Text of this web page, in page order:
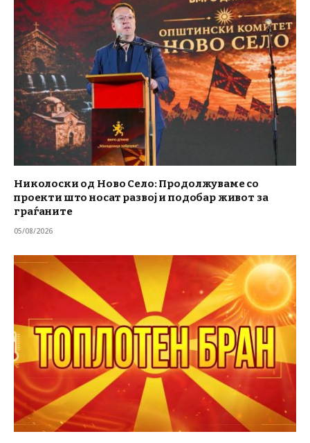
Николоски од Ново Село: Продолжуваме со
проекти што носат развој и подобар живот за
граѓаните
05/08/2026